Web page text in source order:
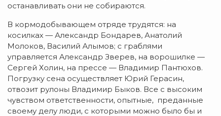
останавливать они не собираются.
В кормодобывающем отряде трудятся: на
косилках — Александр Бондарев, Анатолий
Молоков, Василий Алымов; с граблями
управляется Александр Зверев, на ворошилке —
Сергей Холин, на прессе — Владимир Пантюхов.
Погрузку сена осуществляет Юрий Герасин,
отвозит рулоны Владимир Быков. Все с высоким
чувством ответственности, опытные, преданные
своему делу люди, с которыми можно было бы и